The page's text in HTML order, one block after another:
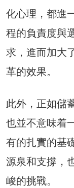
化心理，都進
程的負責度與
求，進而加大
革的效果。
此外，正如儲
也並不意味着
有的扎實的基
源泉和支撐，
峻的挑戰。